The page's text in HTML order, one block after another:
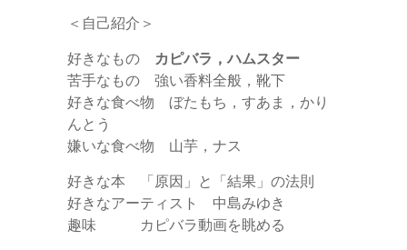
＜自己紹介＞
好きなもの カピバラ，ハムスター
苦手なもの 強い香料全般，靴下
好きな食べ物 ぼたもち，すあま，かり
んとう
嫌いな食べ物 山芋，ナス
好きな本 「原因」と「結果」の法則
好きなアーティスト 中島みゆき
趣味 カピバラ動画を眺める